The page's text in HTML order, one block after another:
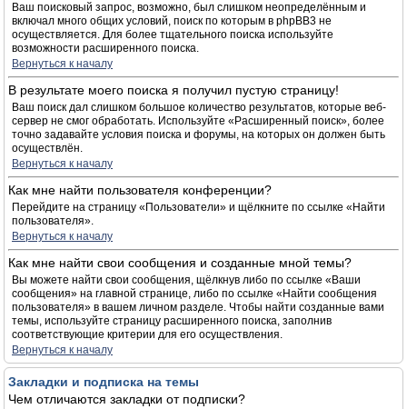
Ваш поисковый запрос, возможно, был слишком неопределённым и
включал много общих условий, поиск по которым в phpBB3 не
осуществляется. Для более тщательного поиска используйте
возможности расширенного поиска.
Вернуться к началу
В результате моего поиска я получил пустую страницу!
Ваш поиск дал слишком большое количество результатов, которые веб-
сервер не смог обработать. Используйте «Расширенный поиск», более
точно задавайте условия поиска и форумы, на которых он должен быть
осуществлён.
Вернуться к началу
Как мне найти пользователя конференции?
Перейдите на страницу «Пользователи» и щёлкните по ссылке «Найти
пользователя».
Вернуться к началу
Как мне найти свои сообщения и созданные мной темы?
Вы можете найти свои сообщения, щёлкнув либо по ссылке «Ваши
сообщения» на главной странице, либо по ссылке «Найти сообщения
пользователя» в вашем личном разделе. Чтобы найти созданные вами
темы, используйте страницу расширенного поиска, заполнив
соответствующие критерии для его осуществления.
Вернуться к началу
Закладки и подписка на темы
Чем отличаются закладки от подписки?